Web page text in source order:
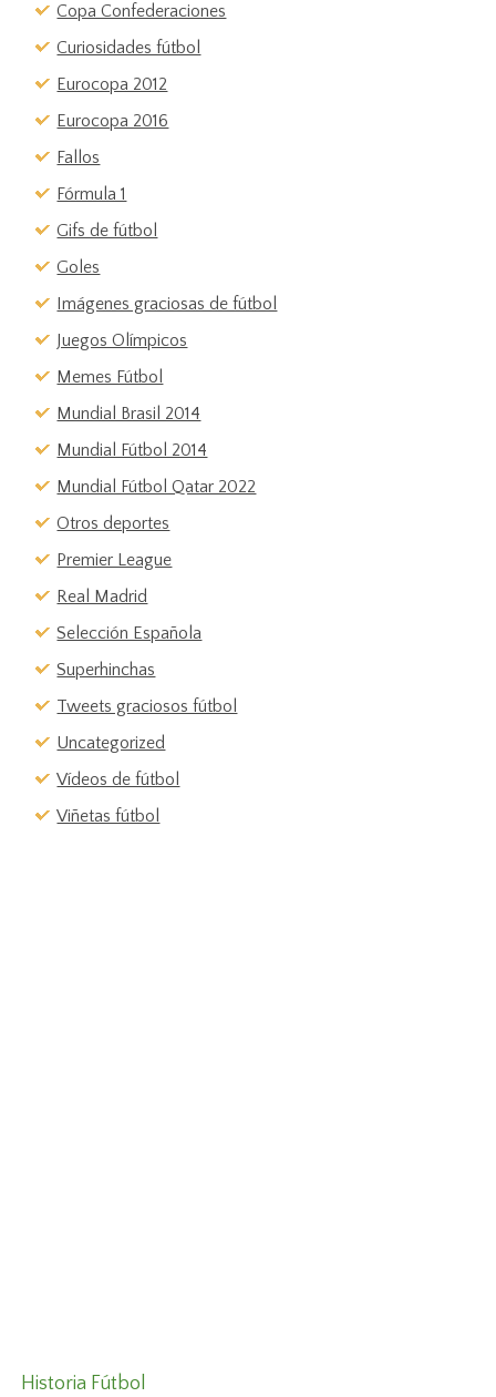
Copa Confederaciones
Curiosidades fútbol
Eurocopa 2012
Eurocopa 2016
Fallos
Fórmula 1
Gifs de fútbol
Goles
Imágenes graciosas de fútbol
Juegos Olímpicos
Memes Fútbol
Mundial Brasil 2014
Mundial Fútbol 2014
Mundial Fútbol Qatar 2022
Otros deportes
Premier League
Real Madrid
Selección Española
Superhinchas
Tweets graciosos fútbol
Uncategorized
Vídeos de fútbol
Viñetas fútbol
Historia Fútbol